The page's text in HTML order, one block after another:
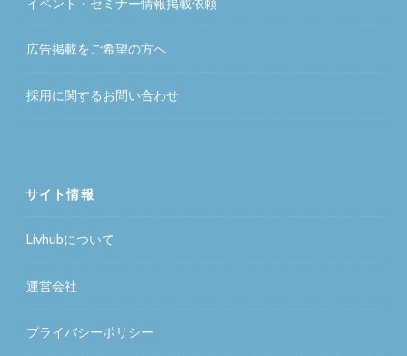
広告掲載をご希望の方へ
採用に関するお問い合わせ
サイト情報
Livhubについて
運営会社
プライバシーポリシー